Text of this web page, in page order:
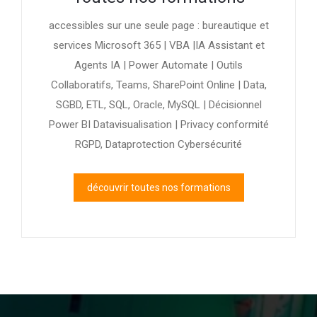
accessibles sur une seule page : bureautique et
services Microsoft 365 | VBA |IA Assistant et
Agents IA | Power Automate | Outils
Collaboratifs, Teams, SharePoint Online | Data,
SGBD, ETL, SQL, Oracle, MySQL | Décisionnel
Power BI Datavisualisation | Privacy conformité
RGPD, Dataprotection Cybersécurité
découvrir toutes nos formations